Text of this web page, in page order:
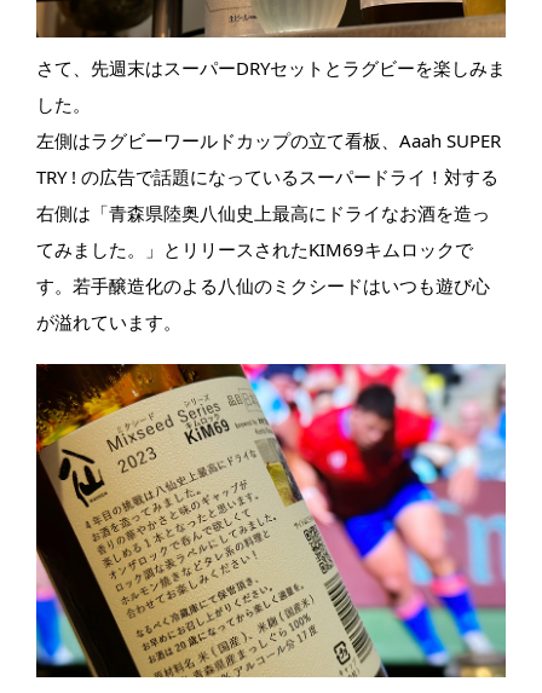
さて、先週末はスーパーDRYセットとラグビーを楽しみま
した。
左側はラグビーワールドカップの立て看板、Aaah SUPER
TRY ! の広告で話題になっているスーパードライ！対する
右側は「青森県陸奥八仙史上最高にドライなお酒を造っ
てみました。」とリリースされたKIM69キムロックで
す。若手醸造化のよる八仙のミクシードはいつも遊び心
が溢れています。